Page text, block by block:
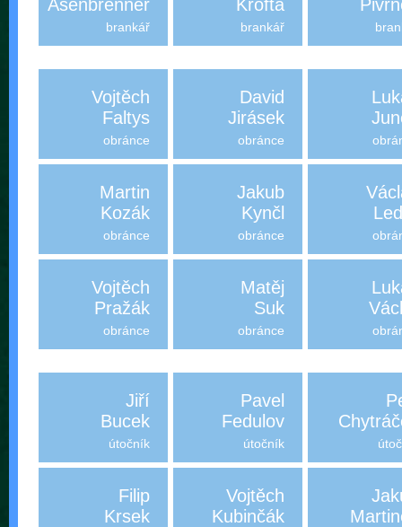
Ašenbrenner
brankář
Krofta
brankář
Vojtěch
Faltys
obránce
David
Jirásek
obránce
Martin
Kozák
obránce
Jakub
Kynčl
obránce
Vojtěch
Pražák
obránce
Matěj
Suk
obránce
Jiří
Bucek
útočník
Pavel
Fedulov
útočník
Filip
Krsek
Vojtěch
Kubinčák